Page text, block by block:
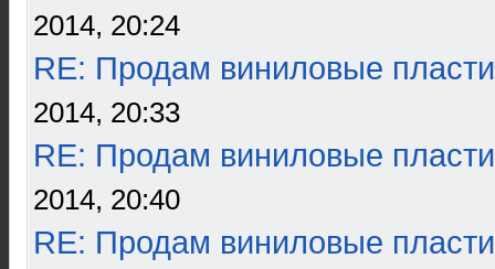
2014, 20:24
RE: Продам виниловые
2014, 20:33
RE: Продам виниловые
2014, 20:40
RE: Продам виниловые